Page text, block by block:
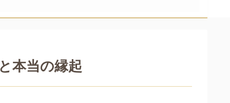
本当の縁起